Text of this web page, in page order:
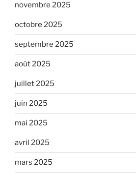
novembre 2025
octobre 2025
septembre 2025
août 2025
juillet 2025
juin 2025
mai 2025
avril 2025
mars 2025